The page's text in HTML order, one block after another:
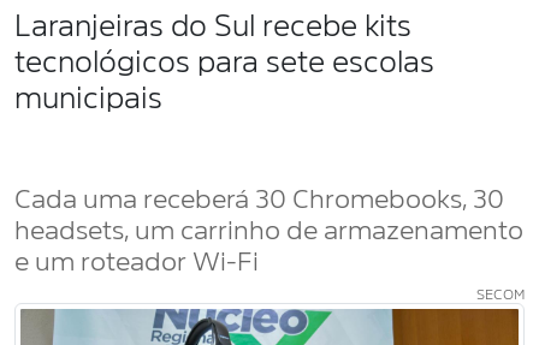
Laranjeiras do Sul recebe kits
tecnológicos para sete escolas
municipais
Cada uma receberá 30 Chromebooks, 30
headsets, um carrinho de armazenamento
e um roteador Wi-Fi
SECOM